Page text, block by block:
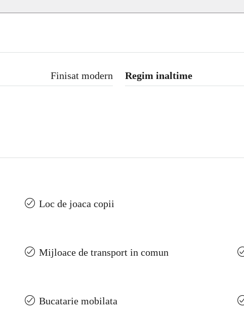
Finisat modern Regim inaltime
Loc de joaca copii
Mijloace de transport in comun
Bucatarie mobilata